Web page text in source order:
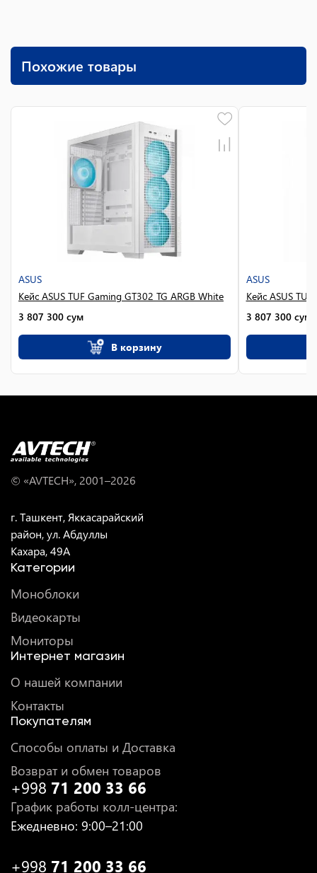
Похожие товары
ASUS
Кейс ASUS TUF Gaming GT302 TG ARGB White
3 807 300 сум
В корзину
ASUS
Кейс ASUS
3 807 300 сум
© «AVTECH», 2001–2026
г. Ташкент, Яккасарайский
район, ул. Абдуллы
Кахара, 49A
Категории
Моноблоки
Видеокарты
Мониторы
Интернет магазин
О нашей компании
Контакты
Покупателям
Способы оплаты и Доставка
Возврат и обмен товаров
+998 71 200 33 66
График работы колл-центра:
Ежедневно: 9:00–21:00
+998 71 200 33 66